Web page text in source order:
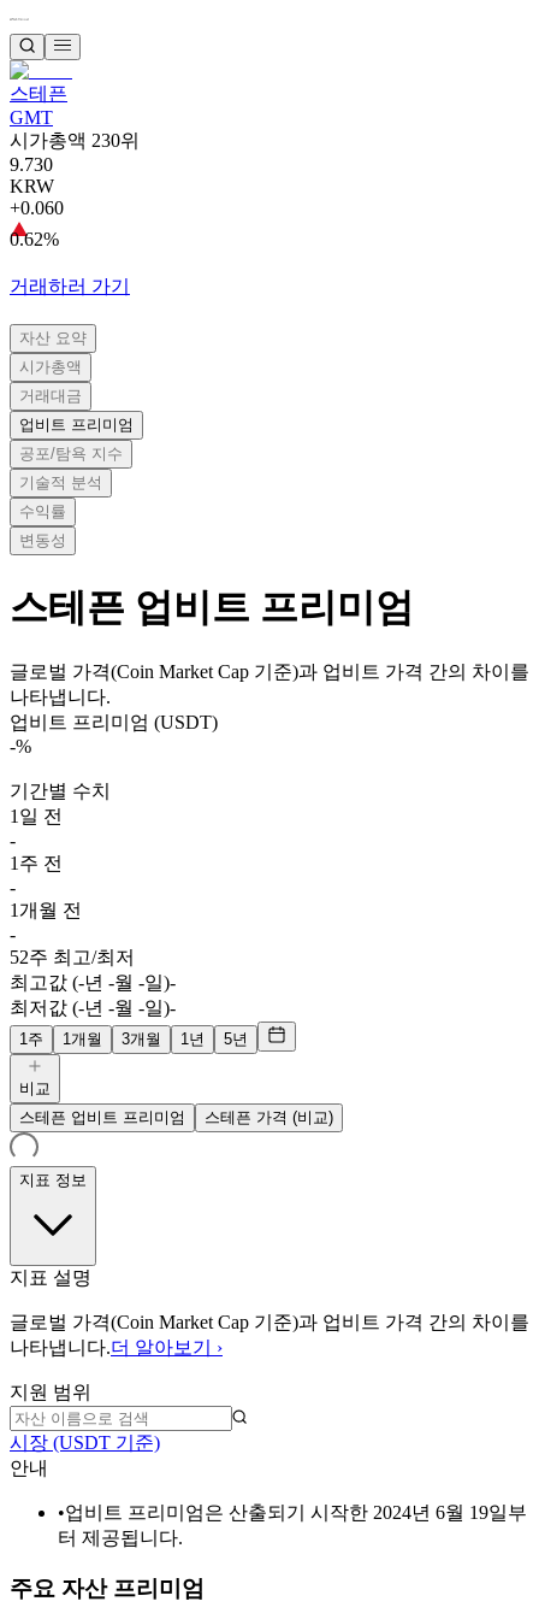
스테픈
GMT
시가총액 230위
9.730
KRW
+0.060
0.62%
거래하러 가기
자산 요약
시가총액
거래대금
업비트 프리미엄
공포/탐욕 지수
기술적 분석
수익률
변동성
스테픈 업비트 프리미엄
글로벌 가격(Coin Market Cap 기준)과 업비트 가격 간의 차이를
나타냅니다.
업비트 프리미엄 (USDT)
-%
기간별 수치
1일 전
-
1주 전
-
1개월 전
-
52주 최고/최저
최고값 (-년 -월 -일)-
최저값 (-년 -월 -일)-
1주 1개월 3개월 1년 5년
비교
스테픈 업비트 프리미엄
스테픈 가격 (비교)
지표 정보
지표 설명
글로벌 가격(Coin Market Cap 기준)과 업비트 가격 간의 차이를
나타냅니다.더 알아보기 ›
지원 범위
시장 (USDT 기준)
안내
•업비트 프리미엄은 산출되기 시작한 2024년 6월 19일부
터 제공됩니다.
주요 자산 프리미엄